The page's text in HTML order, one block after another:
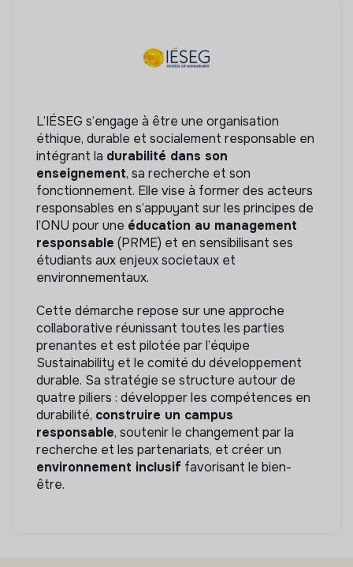
L’IÉSEG s’engage à être une organisation
éthique, durable et socialement responsable en
intégrant la durabilité dans son
enseignement, sa recherche et son
fonctionnement. Elle vise à former des acteurs
responsables en s’appuyant sur les principes de
l’ONU pour une éducation au management
responsable (PRME) et en sensibilisant ses
étudiants aux enjeux societaux et
environnementaux.
Cette démarche repose sur une approche
collaborative réunissant toutes les parties
prenantes et est pilotée par l’équipe
Sustainability et le comité du développement
durable. Sa stratégie se structure autour de
quatre piliers : développer les compétences en
durabilité, construire un campus
responsable, soutenir le changement par la
recherche et les partenariats, et créer un
environnement inclusif favorisant le bien-
être.